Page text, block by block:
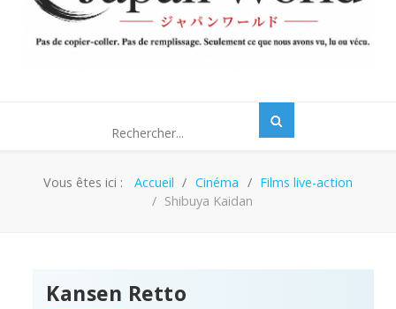
Vous êtes ici : Accueil Cinéma
Films live-action
Shibuya Kaidan
Kansen Retto